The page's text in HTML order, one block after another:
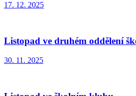
17. 12. 2025
Listopad ve druhém oddělení
30. 11. 2025